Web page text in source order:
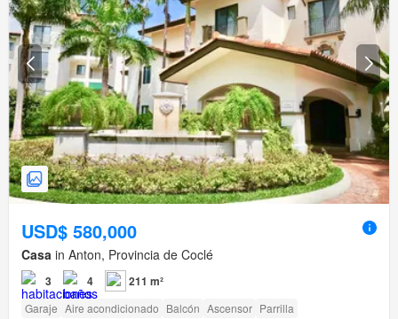
USD$ 580,000
Casa in Anton, Provincia de Coclé
3 4 211 m²
Garaje Aire acondicionado Balcón Ascensor Parrilla